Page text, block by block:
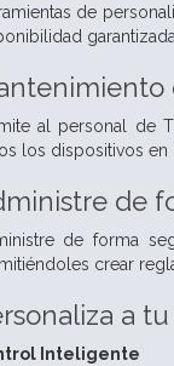
de
al personal de
los dispositivos en
de
de forma
crear
a
Inteligente